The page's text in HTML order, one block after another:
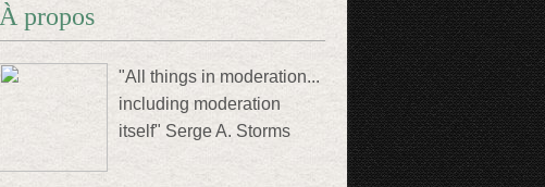
À propos
"All things in moderation...
including moderation
itself" Serge A. Storms